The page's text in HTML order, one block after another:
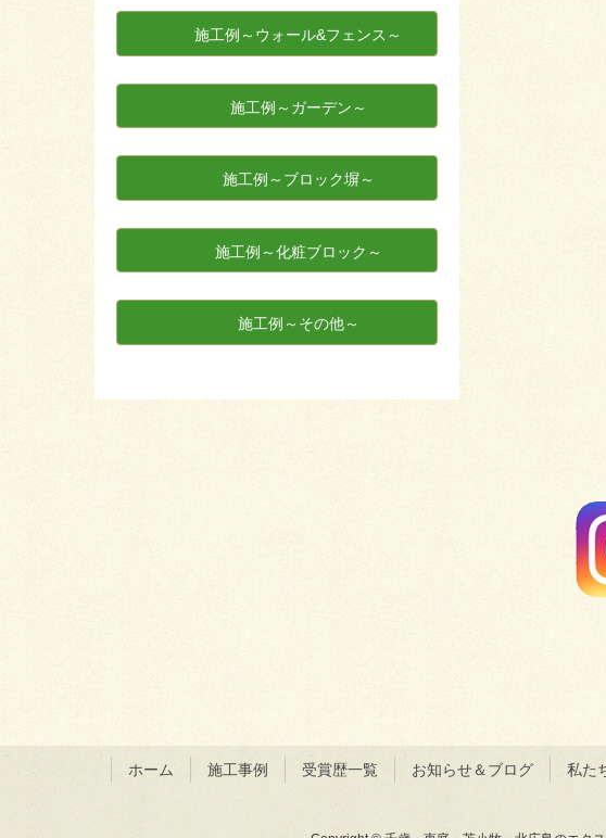
施工例～ウォール&フェンス～
施工例～ガーデン～
施工例～ブロック塀～
施工例～化粧ブロック～
施工例～その他～
ホーム 施工事例 受賞歴一覧 お知らせ＆ブログ 私た